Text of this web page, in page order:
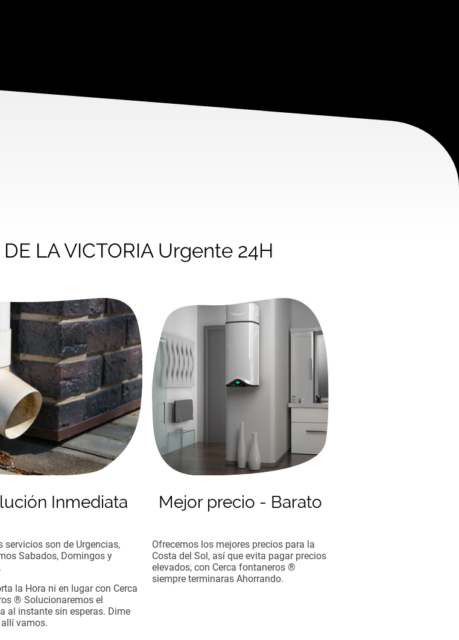
LA VICTORIA Urgente 24H
Inmediata
servicios son de Urgencias,
Sabados, Domingos y
la Hora ni en lugar con Cerca
® Solucionaremos el
al instante sin esperas. Dime
vamos.
Mejor precio - Barato
Ofrecemos los mejores precios para la
Costa del Sol, así que evita pagar precios
elevados, con Cerca fontaneros ®
siempre terminaras Ahorrando.